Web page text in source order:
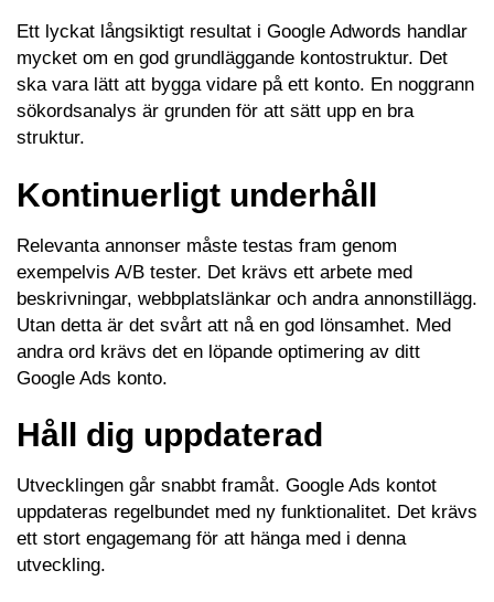
Ett lyckat långsiktigt resultat i Google Adwords handlar
mycket om en god grundläggande kontostruktur. Det
ska vara lätt att bygga vidare på ett konto. En noggrann
sökordsanalys är grunden för att sätt upp en bra
struktur.
Kontinuerligt underhåll
Relevanta annonser måste testas fram genom
exempelvis A/B tester. Det krävs ett arbete med
beskrivningar, webbplatslänkar och andra annonstillägg.
Utan detta är det svårt att nå en god lönsamhet. Med
andra ord krävs det en löpande optimering av ditt
Google Ads konto.
Håll dig uppdaterad
Utvecklingen går snabbt framåt. Google Ads kontot
uppdateras regelbundet med ny funktionalitet. Det krävs
ett stort engagemang för att hänga med i denna
utveckling.